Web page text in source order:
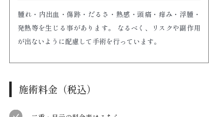
腫れ・内出血・傷跡・だるさ・熱感・頭痛・痒み・浮腫・
発熱等を生じる事があります。 なるべく、リスクや副作用
が出ないように配慮して手術を行っています。
施術料金（税込）